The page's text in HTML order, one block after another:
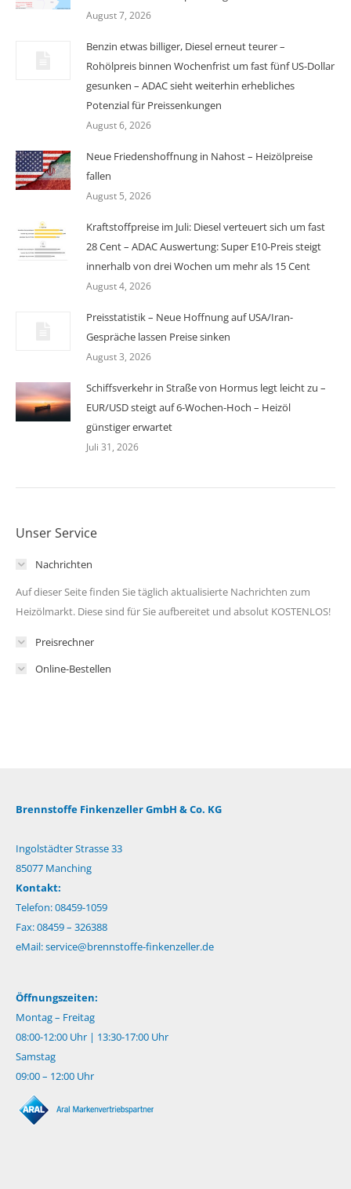
August 7, 2026
Benzin etwas billiger, Diesel erneut teurer –
Rohölpreis binnen Wochenfrist um fast fünf US-Dollar
gesunken – ADAC sieht weiterhin erhebliches
Potenzial für Preissenkungen
August 6, 2026
Neue Friedenshoffnung in Nahost – Heizölpreise
fallen
August 5, 2026
Kraftstoffpreise im Juli: Diesel verteuert sich um fast
28 Cent – ADAC Auswertung: Super E10-Preis steigt
innerhalb von drei Wochen um mehr als 15 Cent
August 4, 2026
Preisstatistik – Neue Hoffnung auf USA/Iran-
Gespräche lassen Preise sinken
August 3, 2026
Schiffsverkehr in Straße von Hormus legt leicht zu –
EUR/USD steigt auf 6-Wochen-Hoch – Heizöl
günstiger erwartet
Juli 31, 2026
Unser Service
Nachrichten
Auf dieser Seite finden Sie täglich aktualisierte Nachrichten zum
Heizölmarkt. Diese sind für Sie aufbereitet und absolut KOSTENLOS!
Preisrechner
Online-Bestellen
Brennstoffe Finkenzeller GmbH & Co. KG
Ingolstädter Strasse 33
85077 Manching
Kontakt:
Telefon: 08459-1059
Fax: 08459 – 326388
eMail:service@brennstoffe-finkenzeller.de
Öffnungszeiten:
Montag – Freitag
08:00-12:00 Uhr | 13:30-17:00 Uhr
Samstag
09:00 – 12:00 Uhr